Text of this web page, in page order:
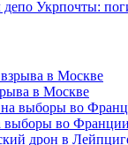
Укрпочты:
в Москве
выборы во Франции